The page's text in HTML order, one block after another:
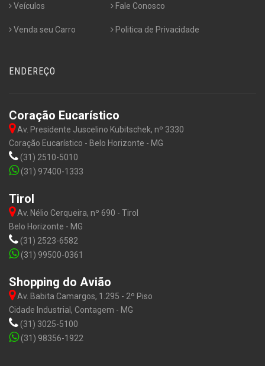
Veículos
Venda seu Carro
Fale Conosco
Politica de Privacidade
ENDEREÇO
Coração Eucarístico
Av. Presidente Juscelino Kubitschek, nº 3330
Coração Eucarístico - Belo Horizonte - MG
(31) 2510-5010
(31) 97400-1333
Tirol
Av. Nélio Cerqueira, nº 690 - Tirol
Belo Horizonte - MG
(31) 2523-6582
(31) 99500-0361
Shopping do Avião
Av. Babita Camargos, 1.295 - 2º Piso
Cidade Industrial, Contagem - MG
(31) 3025-5100
(31) 98356-1922